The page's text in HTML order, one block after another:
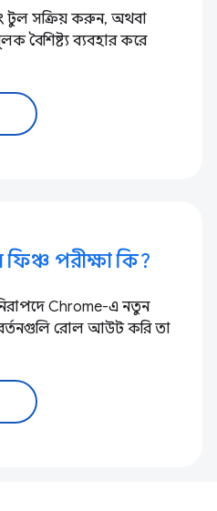
টুল সক্রিয় করুন, অথবা
বৈশিষ্ট্য ব্যবহার করে
পরীক্ষা কি?
Chrome-এ নতুন
রোল আউট করি তা